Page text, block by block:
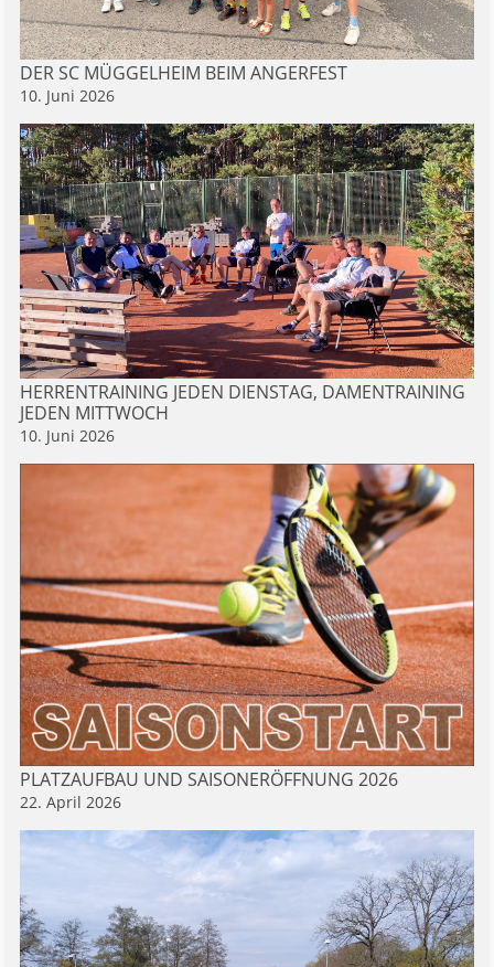
DER SC MÜGGELHEIM BEIM ANGERFEST
10. Juni 2026
HERRENTRAINING JEDEN DIENSTAG, DAMENTRAINING
JEDEN MITTWOCH
10. Juni 2026
PLATZAUFBAU UND SAISONERÖFFNUNG 2026
22. April 2026